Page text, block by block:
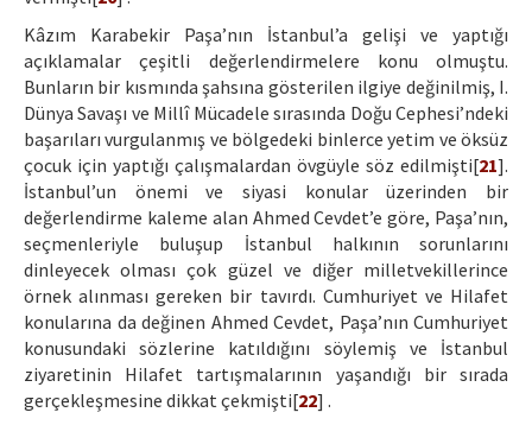
Kâzım Karabekir Paşa’nın İstanbul’a gelişi ve yaptığı
açıklamalar çeşitli değerlendirmelere konu olmuştu.
Bunların bir kısmında şahsına gösterilen ilgiye değinilmiş, I.
Dünya Savaşı ve Millî Mücadele sırasında Doğu Cephesi’ndeki
başarıları vurgulanmış ve bölgedeki binlerce yetim ve öksüz
çocuk için yaptığı çalışmalardan övgüyle söz edilmişti[21].
İstanbul’un önemi ve siyasi konular üzerinden bir
değerlendirme kaleme alan Ahmed Cevdet’e göre, Paşa’nın,
seçmenleriyle buluşup İstanbul halkının sorunlarını
dinleyecek olması çok güzel ve diğer milletvekillerince
örnek alınması gereken bir tavırdı. Cumhuriyet ve Hilafet
konularına da değinen Ahmed Cevdet, Paşa’nın Cumhuriyet
konusundaki sözlerine katıldığını söylemiş ve İstanbul
ziyaretinin Hilafet tartışmalarının yaşandığı bir sırada
gerçekleşmesine dikkat çekmişti[22] .